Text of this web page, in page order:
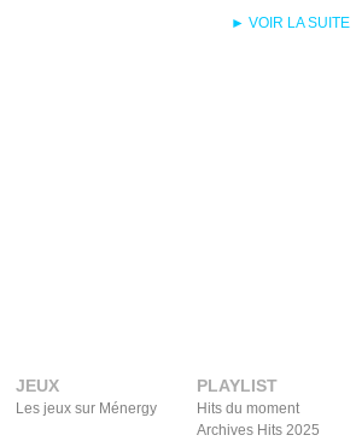
► VOIR LA SUITE
JEUX
Les jeux sur Ménergy
PLAYLIST
Hits du moment
Archives Hits 2025